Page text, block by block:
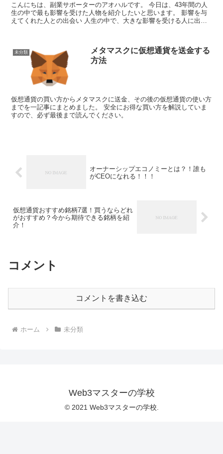
こんにちは、副業サポーターのアオハルです。 今日は、43年間の人
生の中で最も影響を受けた人物を紹介したいと思います。 影響を与
えてくれた人との出会い 人生の中で、大きな影響を受ける人に出会
未分類
メタマスクに仮想通貨を送金する
方法
仮想通貨の買い方からメタマスクに送金、その後の仮想通貨の使い方
までを一記事にまとめました。 安全にお得な買い方を解説していま
すので、必ず最後まで読んでください。
オーナーシップエコノミーとは？！誰も
がCEOになれる！！！
仮想通貨おすすめ銘柄7選！買うならどれ
がおすすめ？今から期待できる銘柄を紹
介！
コメント
コメントを書き込む
ホーム 未分類
Web3マスターの学校
© 2021 Web3マスターの学校.